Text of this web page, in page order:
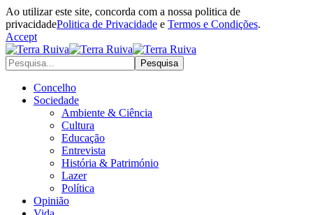
Ao utilizar este site, concorda com a nossa politica de
privacidadePolitica de Privacidade e Termos e Condições.
Accept
Concelho
Sociedade
Ambiente & Ciência
Cultura
Educação
Entrevista
História & Património
Lazer
Política
Opinião